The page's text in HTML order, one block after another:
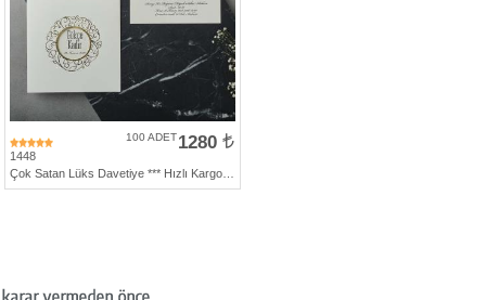
1448
1280
100 ADET